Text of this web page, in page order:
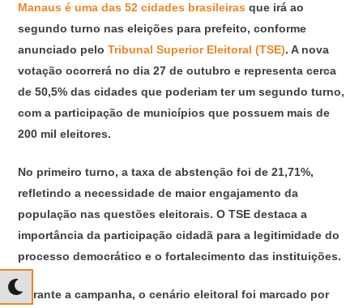
at
s
A
p
p
c
e
b
o
o
e
gr
a
m
p
y
Li
n
k
Manaus é uma das 52 cidades brasileiras que irá ao
segundo turno nas eleições para prefeito, conforme
anunciado pelo Tribunal Superior Eleitoral (TSE). A nova
votação ocorrerá no dia 27 de outubro e representa cerca
de 50,5% das cidades que poderiam ter um segundo turno,
com a participação de municípios que possuem mais de
200 mil eleitores.
No primeiro turno, a taxa de abstenção foi de 21,71%,
refletindo a necessidade de maior engajamento da
população nas questões eleitorais. O TSE destaca a
importância da participação cidadã para a legitimidade do
processo democrático e o fortalecimento das instituições.
Durante a campanha, o cenário eleitoral foi marcado por